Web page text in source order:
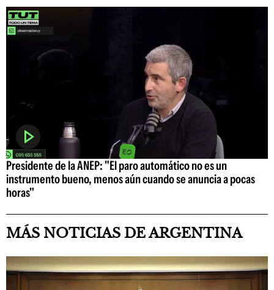
Presidente de la ANEP: "El paro automático no es un
instrumento bueno, menos aún cuando se anuncia a pocas
horas"
MÁS NOTICIAS DE ARGENTINA